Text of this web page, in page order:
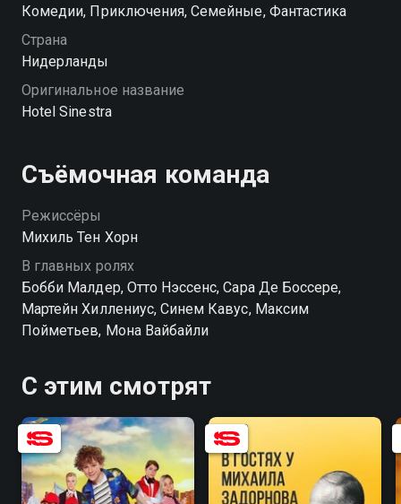
происходит волшебство: из гостиничного комплекса
пропадают все взрослые! Долгожданная свобода
приносит веселье, но вскоре оборачивается
проблемами и опасностями. Взрослых необходимо
вернуть. Это под силу только Аве и ее друзьям.
Комедии, Приключения, Семейные, Фантастика
Страна
Нидерланды
Оригинальное название
Hotel Sinestra
Съёмочная команда
Режиссёры
Михиль Тен Хорн
В главных ролях
Бобби Малдер, Отто Нэссенс, Сара Де Боссере,
Мартейн Хиллениус, Синем Кавус, Максим
Пойметьев, Мона Вайбайли
С этим смотрят